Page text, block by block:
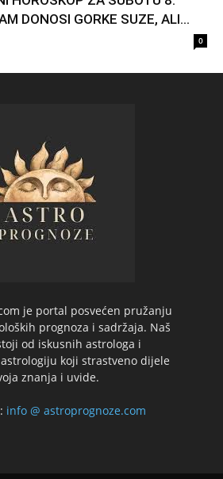
DONOSI GORKE SUZE, ALI...
0
je portal posvećen pružanju
prognoza i sadržaja. Naš
od iskusnih astrologa i
koji strastveno dijele
znanja i uvide.
info @ astroprognoze.com